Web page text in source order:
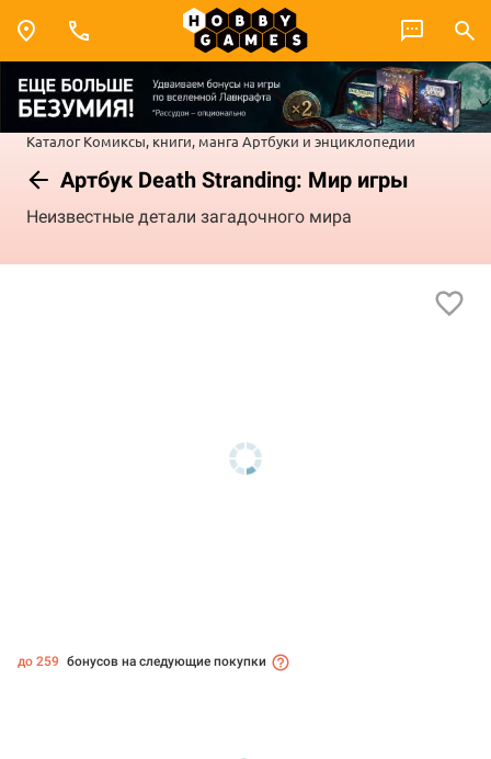
Каталог Комиксы, книги, манга Артбуки и энциклопедии
Артбук Death Stranding: Мир игры
Неизвестные детали загадочного мира
до 259 бонусов на следующие покупки